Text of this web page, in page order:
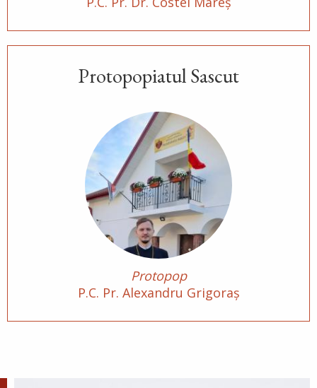
În vremea aceea s-au apropiat de Iisus saducheii,
Ev. Matei 22, 23-33
Preia articolele Doxologia în site-ul tău!
Protopopiatul Sascut
Protopop
P.C. Pr. Alexandru Grigoraș